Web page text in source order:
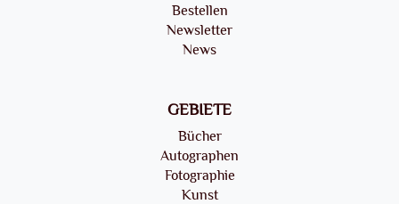
Bestellen
Newsletter
News
GEBIETE
Bücher
Autographen
Fotographie
Kunst